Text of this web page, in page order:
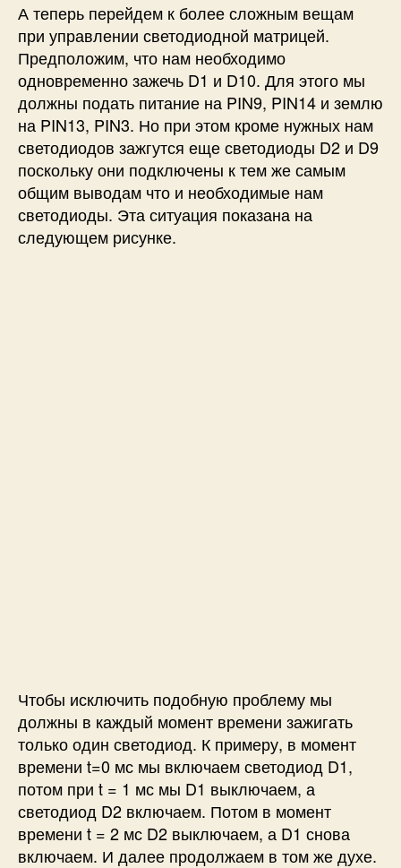
А теперь перейдем к более сложным вещам
при управлении светодиодной матрицей.
Предположим, что нам необходимо
одновременно зажечь D1 и D10. Для этого мы
должны подать питание на PIN9, PIN14 и землю
на PIN13, PIN3. Но при этом кроме нужных нам
светодиодов зажгутся еще светодиоды D2 и D9
поскольку они подключены к тем же самым
общим выводам что и необходимые нам
светодиоды. Эта ситуация показана на
следующем рисунке.
Чтобы исключить подобную проблему мы
должны в каждый момент времени зажигать
только один светодиод. К примеру, в момент
времени t=0 мс мы включаем светодиод D1,
потом при t = 1 мс мы D1 выключаем, а
светодиод D2 включаем. Потом в момент
времени t = 2 мс D2 выключаем, а D1 снова
включаем. И далее продолжаем в том же духе.